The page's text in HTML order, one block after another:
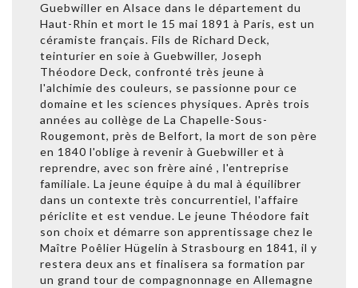
Guebwiller en Alsace dans le département du
Haut-Rhin et mort le 15 mai 1891 à Paris, est un
céramiste français. Fils de Richard Deck,
teinturier en soie à Guebwiller, Joseph
Théodore Deck, confronté très jeune à
l'alchimie des couleurs, se passionne pour ce
domaine et les sciences physiques. Après trois
années au collège de La Chapelle-Sous-
Rougemont, près de Belfort, la mort de son père
en 1840 l'oblige à revenir à Guebwiller et à
reprendre, avec son frère ainé , l'entreprise
familiale. La jeune équipe à du mal à équilibrer
dans un contexte très concurrentiel, l'affaire
périclite et est vendue. Le jeune Théodore fait
son choix et démarre son apprentissage chez le
Maître Poêlier Hügelin à Strasbourg en 1841, il y
restera deux ans et finalisera sa formation par
un grand tour de compagnonnage en Allemagne